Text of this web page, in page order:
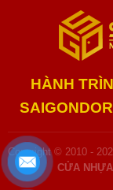
HÀNH
Copyright © 2010 -
CỬA